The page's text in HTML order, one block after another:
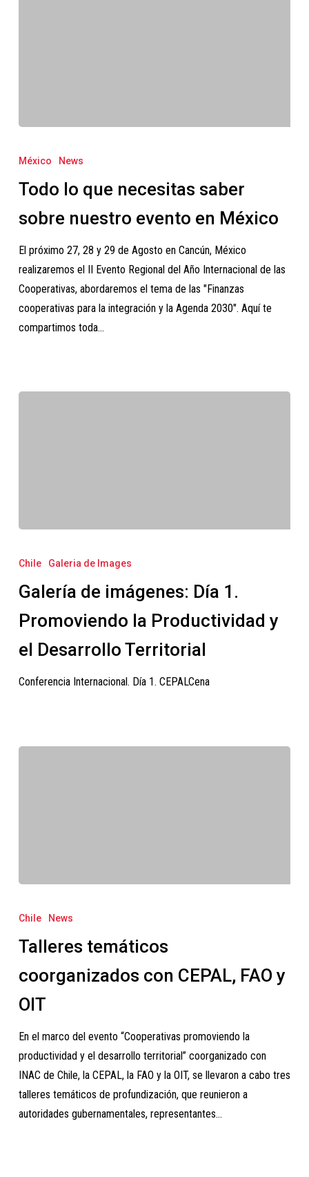
lo
necesitas
saber
nuestro
evento
en
México
México News
Todo lo que necesitas saber
sobre nuestro evento en México
El próximo 27, 28 y 29 de Agosto en Cancún, México
realizaremos el II Evento Regional del Año Internacional de las
Cooperativas, abordaremos el tema de las "Finanzas
cooperativas para la integración y la Agenda 2030". Aquí te
compartimos toda…
de
Día
1.
la
Productividad
Territorial
Chile Galeria de Images
Galería de imágenes: Día 1.
Promoviendo la Productividad y
el Desarrollo Territorial
Conferencia Internacional. Día 1. CEPALCena
temáticos
con
CEPAL,
y
Chile News
Talleres temáticos
coorganizados con CEPAL, FAO y
OIT
En el marco del evento “Cooperativas promoviendo la
productividad y el desarrollo territorial” coorganizado con
INAC de Chile, la CEPAL, la FAO y la OIT, se llevaron a cabo tres
talleres temáticos de profundización, que reunieron a
autoridades gubernamentales, representantes…